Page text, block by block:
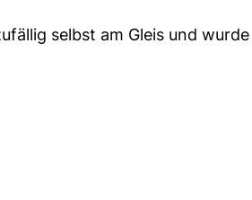
selbst am Gleis und